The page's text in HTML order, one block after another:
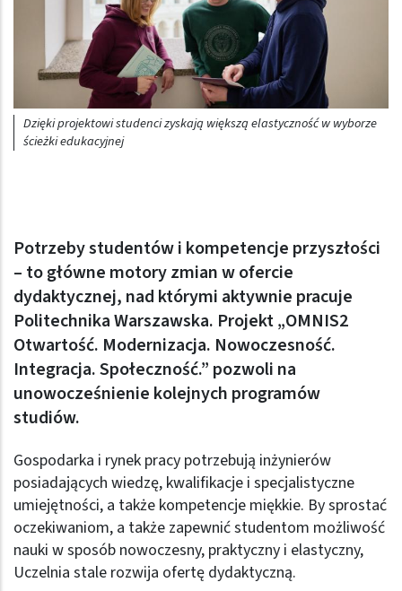
Dzięki projektowi studenci zyskają większą elastyczność w wyborze
ścieżki edukacyjnej
Potrzeby studentów i kompetencje przyszłości
– to główne motory zmian w ofercie
dydaktycznej, nad którymi aktywnie pracuje
Politechnika Warszawska. Projekt „OMNIS2
Otwartość. Modernizacja. Nowoczesność.
Integracja. Społeczność.” pozwoli na
unowocześnienie kolejnych programów
studiów.
Gospodarka i rynek pracy potrzebują inżynierów
posiadających wiedzę, kwalifikacje i specjalistyczne
umiejętności, a także kompetencje miękkie. By sprostać
oczekiwaniom, a także zapewnić studentom możliwość
nauki w sposób nowoczesny, praktyczny i elastyczny,
Uczelnia stale rozwija ofertę dydaktyczną.